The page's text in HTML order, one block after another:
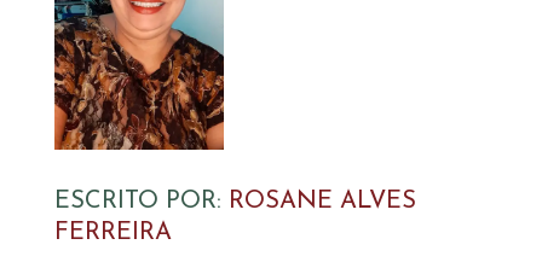
ESCRITO POR: ROSANE ALVES
FERREIRA